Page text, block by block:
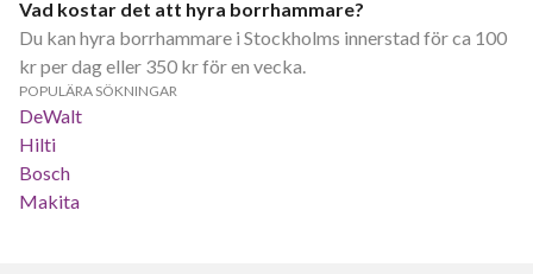
Vad kostar det att hyra borrhammare?
Du kan hyra borrhammare i Stockholms innerstad för ca 100
kr per dag eller 350 kr för en vecka.
POPULÄRA SÖKNINGAR
DeWalt
Hilti
Bosch
Makita